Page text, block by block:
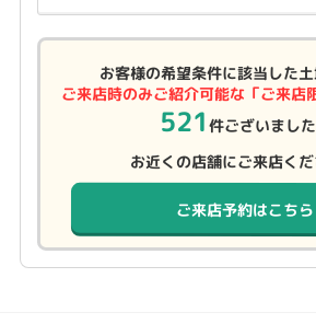
お客様の希望条件に該当した土
ご来店時のみご紹介可能な「ご来店
521 件ございました
お近くの店舗にご来店くだ
ご来店予約はこちら